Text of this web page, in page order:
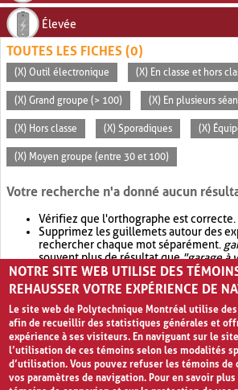
Élevée
TOUTES LES FICHES (0)
(X) Outil électronique (X) En classe et hors
(X) Grand groupe (> 100) (X) En plusieurs
(X) Hors classe (X) Sporadiques (X)
(X) Moyen groupe (entre 30 et 100)
Votre recherche n'a donné aucun
Vérifiez que l'orthographe est correcte.
Supprimez les guillemets autour des
rechercher chaque mot séparément.
souvent plus de résultat que"garage à
Envisagez d'élargir votre recherche
retournera souvent plus de résultat que
NOTRE SITE WEB UTILISE DES
REHAUSSER VOTRE EXPÉRIENCE DE
Le site web de Polytechnique Montréal utilise
afin de recueillir des statistiques générales et
expérience à ses visiteurs. En naviguant sur le
l’utilisation de ces témoins selon les modalités
d’utilisation. Vous pouvez refuser les témoins
vos paramètres de navigation. Pour en savoir